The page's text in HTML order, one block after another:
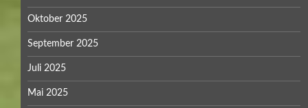
Oktober 2025
September 2025
Juli 2025
Mai 2025